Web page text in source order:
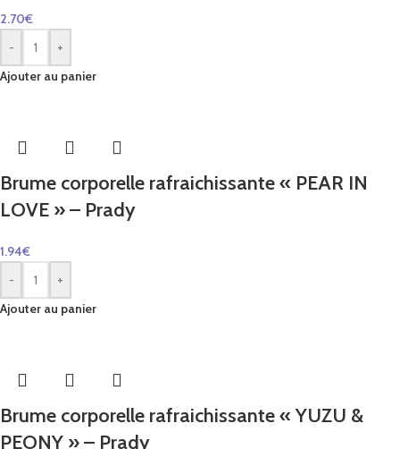
2.70€
-
+
Ajouter au panier
Brume corporelle rafraichissante « PEAR IN
LOVE » – Prady
1.94€
-
+
Ajouter au panier
Brume corporelle rafraichissante « YUZU &
PEONY » – Prady